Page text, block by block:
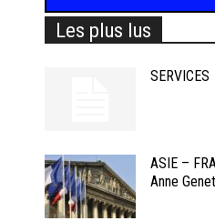
Les plus lus
SERVICES
ASIE –
Anne